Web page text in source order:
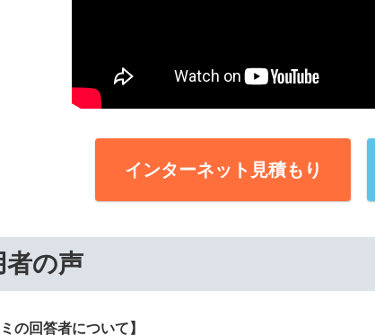
インターネット見積もり
者の声
ミの回答者について】